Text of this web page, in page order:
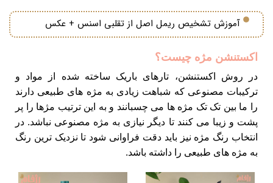
آموزش تشخیص ریمل اصل از تقلبی اسنس + عکس
اکستنشن مژه چیست؟
در روش اکستنشن، تارهای باریک ساخته شده از مواد و
ترکیبات مصنوعی که شباهت زیادی به مژه های طبیعی دارند
را ما بین تک تک مژه ها می چسبانند و به این ترتیب مژها را پر
پشت و زیبا می کنند تا دیگر نیازی به مژه مصنوعی نباشد. در
انتخاب رنگ مژه نیز باید دقت فراوانی شود تا نزدیک ترین رنگ
به مژه های طبیعی را داشته باشد.